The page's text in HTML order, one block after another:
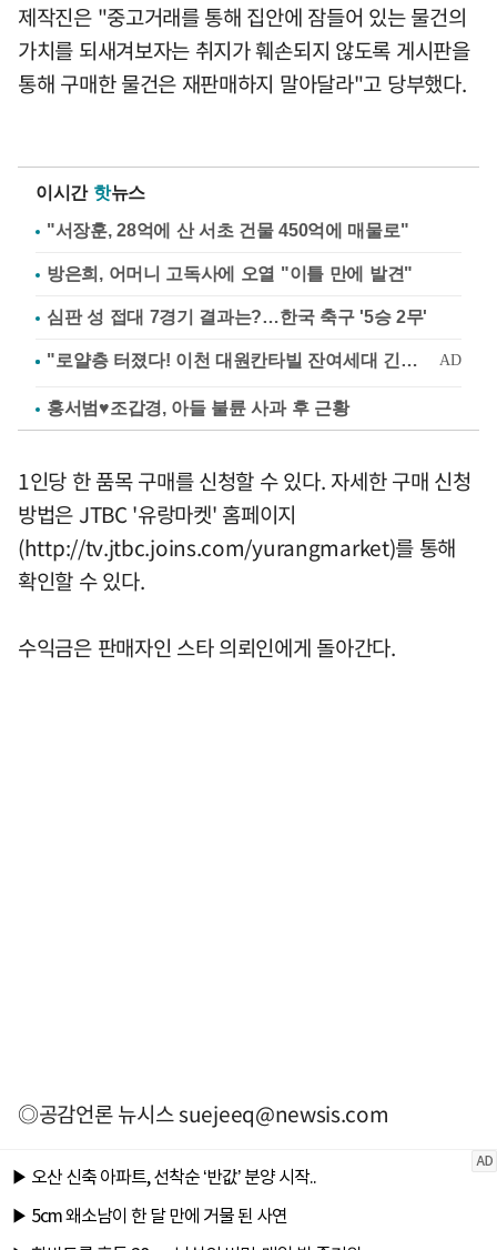
제작진은 "중고거래를 통해 집안에 잠들어 있는 물건의
가치를 되새겨보자는 취지가 훼손되지 않도록 게시판을
통해 구매한 물건은 재판매하지 말아달라"고 당부했다.
이시간 핫뉴스
"서장훈, 28억에 산 서초 건물 450억에 매물로"
방은희, 어머니 고독사에 오열 "이틀 만에 발견"
심판 성 접대 7경기 결과는?…한국 축구 '5승 2무'
홍서범♥조갑경, 아들 불륜 사과 후 근황
1인당 한 품목 구매를 신청할 수 있다. 자세한 구매 신청
방법은 JTBC '유랑마켓' 홈페이지
(http://tv.jtbc.joins.com/yurangmarket)를 통해
확인할 수 있다.
수익금은 판매자인 스타 의뢰인에게 돌아간다.
◎공감언론 뉴시스suejeeq@newsis.com